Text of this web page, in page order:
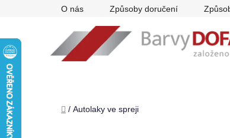
O nás Způsoby doručení
Domů
/ Autolaky ve spreji